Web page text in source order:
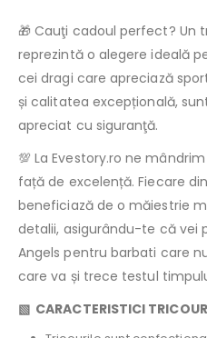
🎁 Cauţi cadoul perfect? Un
reprezintă o alegere ideală
cei dragi care apreciază
și calitatea excepțională,
apreciat cu siguranţă.
💯 La Evestory.ro ne
față de excelență. Fiecare
beneficiază de o măiestrie
detalii, asigurându-te că vei
Angels pentru barbati care
care va și trece testul
▧ CARACTERISTICI